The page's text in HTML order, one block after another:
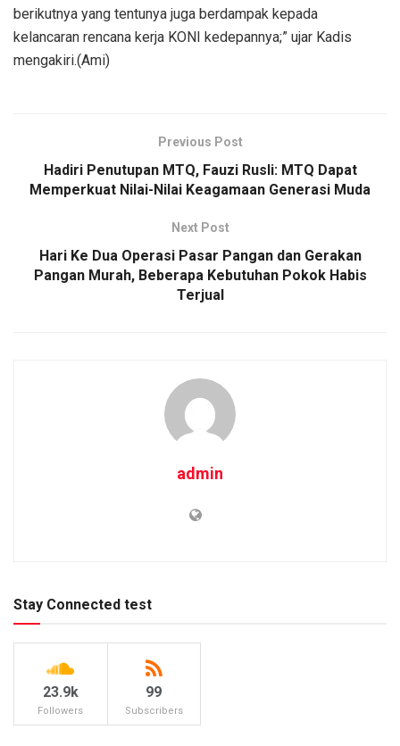
berikutnya yang tentunya juga berdampak kepada
kelancaran rencana kerja KONI kedepannya;” ujar Kadis
mengakiri.(Ami)
Previous Post
Hadiri Penutupan MTQ, Fauzi Rusli: MTQ Dapat
Memperkuat Nilai-Nilai Keagamaan Generasi Muda
Next Post
Hari Ke Dua Operasi Pasar Pangan dan Gerakan
Pangan Murah, Beberapa Kebutuhan Pokok Habis
Terjual
admin
Stay Connected test
23.9k
Followers
99
Subscribers